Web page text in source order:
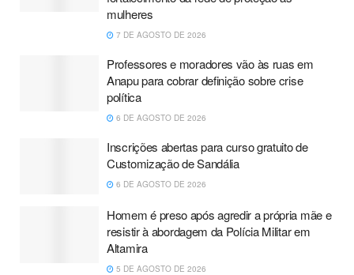
mulheres
7 DE AGOSTO DE 2026
Professores e moradores vão às ruas em
Anapu para cobrar definição sobre crise
política
6 DE AGOSTO DE 2026
Inscrições abertas para curso gratuito de
Customização de Sandália
6 DE AGOSTO DE 2026
Homem é preso após agredir a própria mãe e
resistir à abordagem da Polícia Militar em
Altamira
5 DE AGOSTO DE 2026